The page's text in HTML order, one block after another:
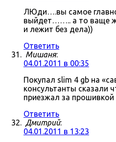
ЛЮди….вы самое
выйдет…….. а то ваще
и лежит без дела))
Ответить
Мишаня:
04.01.2011 в 00:35
Покупал slim 4 gb на
консультанты сказали
приезжал за прошивкой
Ответить
Дмитрий:
04.01.2011 в 13:23